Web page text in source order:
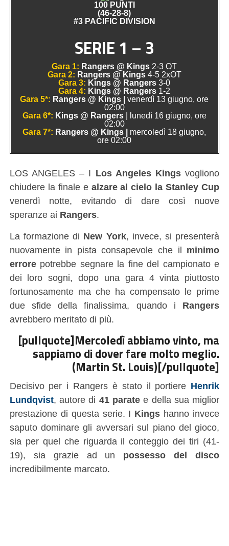
100 PUNTI
(46-28-8)
#3 PACIFIC DIVISION
SERIE 1 – 3
Gara 1: Rangers @ Kings 2-3 OT
Gara 2: Rangers @ Kings4-5 2xOT
Gara 3: Kings @ Rangers3-0
Gara 4: Kings @ Rangers 1-2
Gara 5*: Rangers @ Kings |
venerdì 13 giugno, ore
02:00
Gara 6*: Kings @ Rangers| lunedì 16 giugno, ore
02:00
Gara 7*: Rangers @ Kings | mercoledì 18 giugno,
ore 02:00
LOS ANGELES – I Los Angeles Kings vogliono
chiudere la finale e alzare al cielo la Stanley Cup
venerdì notte, evitando di dare così nuove
speranze ai Rangers.
La formazione di New York, invece, si presenterà
nuovamente in pista consapevole che il minimo
errorepotrebbe segnare la fine del campionato e
dei loro sogni, dopo una gara 4 vinta piuttosto
fortunosamente ma che ha compensato le prime
due sfide della finalissima, quando i Rangers
avrebbero meritato di più.
[pullquote]Mercoledì abbiamo vinto, ma
sappiamo di dover fare molto meglio.
(Martin St. Louis)[/pullquote]
Decisivo per i Rangers è stato il portiere Henrik
Lundqvist, autore di 41 parate e della sua miglior
prestazione di questa serie. I Kings hanno invece
saputo dominare gli avversari sul piano del gioco,
sia per quel che riguarda il conteggio dei tiri (41-
19), sia grazie ad un possesso del disco
incredibilmente marcato.